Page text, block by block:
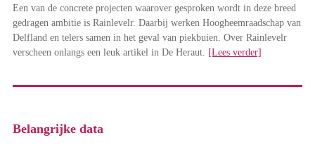
Een van de concrete projecten waarover gesproken wordt in deze breed
gedragen ambitie is Rainlevelr. Daarbij werken Hoogheemraadschap van
Delfland en telers samen in het geval van piekbuien. Over Rainlevelr
verscheen onlangs een leuk artikel in De Heraut. [Lees verder]
Belangrijke data